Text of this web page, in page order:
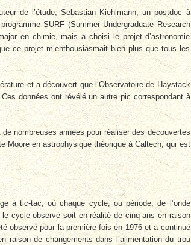
de l’étude, Sebastian Kiehlmann, un postdoc à
SURF (Summer Undergraduate Research
en chimie, mais a choisi le projet d’astronomie
ce projet m’enthousiasmait bien plus que tous les
et a découvert que l’Observatoire de Haystack
données ont révélé un autre pic correspondant à
nombreuses années pour réaliser des découvertes
Moore en astrophysique théorique à Caltech, qui est
à tic-tac, où chaque cycle, ou période, de l’onde
cycle observé soit en réalité de cinq ans en raison
observé pour la première fois en 1976 et a continué
raison de changements dans l’alimentation du trou